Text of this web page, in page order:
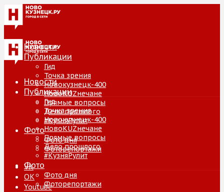
Новости
Публикации
Гид
Точка зрения
Новокузнецк-400
НовоKUZнечане
Прямые вопросы
Дело прошлого
#КузняРулит
Фото
Фото дня
Фоторепортажи
VK
ОК
Youtube
Новости
Публикации
Гид
Точка зрения
Новокузнецк-400
НовоKUZнечане
Прямые вопросы
Дело прошлого
#КузняРулит
Фото
Фото дня
Фоторепортажи